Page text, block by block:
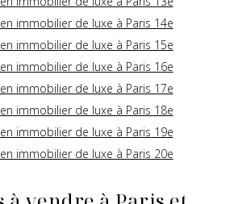
immobilier de luxe à Paris 14e
immobilier de luxe à Paris 15e
immobilier de luxe à Paris 16e
immobilier de luxe à Paris 17e
immobilier de luxe à Paris 18e
immobilier de luxe à Paris 19e
immobilier de luxe à Paris 20e